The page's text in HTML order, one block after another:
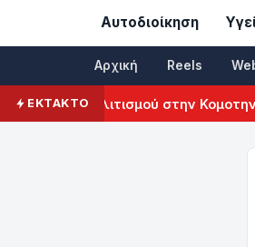
Αυτοδιοίκηση
Αρχική Reels
ΕΚΤΑΚΤΟ
Πολιτισμού στην Κομοτηνή